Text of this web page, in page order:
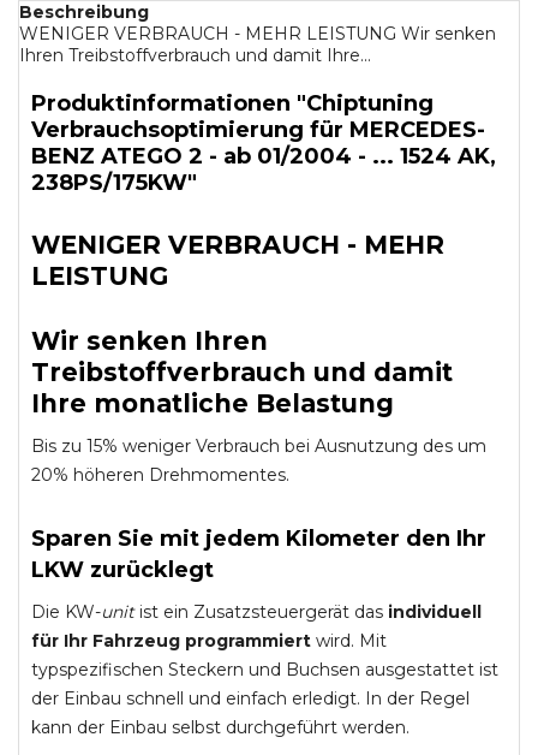
Beschreibung
WENIGER VERBRAUCH - MEHR LEISTUNG Wir senken
Ihren Treibstoffverbrauch und damit Ihre...
Produktinformationen "Chiptuning
Verbrauchsoptimierung für MERCEDES-
BENZ ATEGO 2 - ab 01/2004 - ... 1524 AK,
238PS/175KW"
WENIGER VERBRAUCH - MEHR
LEISTUNG
Wir senken Ihren
Treibstoffverbrauch und damit
Ihre monatliche Belastung
Bis zu 15% weniger Verbrauch bei Ausnutzung des um
20% höheren Drehmomentes.
Sparen Sie mit jedem Kilometer den Ihr
LKW zurücklegt
Die KW-unitist ein Zusatzsteuergerät das individuell
für Ihr Fahrzeug programmiert wird. Mit
typspezifischen Steckern und Buchsen ausgestattet ist
der Einbau schnell und einfach erledigt. In der Regel
kann der Einbau selbst durchgeführt werden.